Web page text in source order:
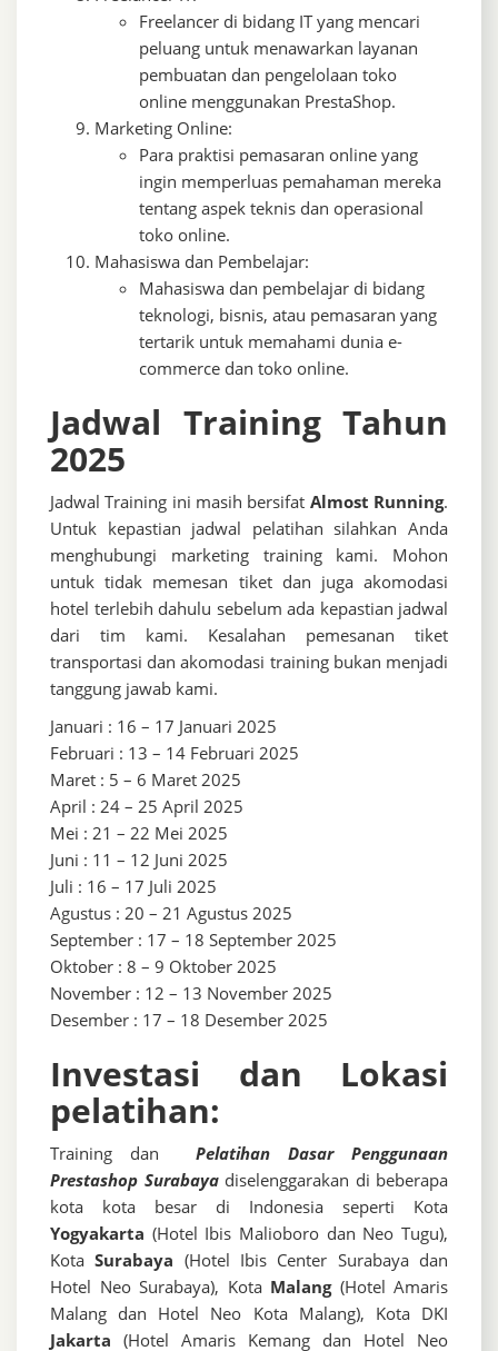
Freelancer di bidang IT yang mencari
peluang untuk menawarkan layanan
pembuatan dan pengelolaan toko
online menggunakan PrestaShop.
Marketing Online:
Para praktisi pemasaran online yang
ingin memperluas pemahaman mereka
tentang aspek teknis dan operasional
toko online.
Mahasiswa dan Pembelajar:
Mahasiswa dan pembelajar di bidang
teknologi, bisnis, atau pemasaran yang
tertarik untuk memahami dunia e-
commerce dan toko online.
Jadwal Training Tahun
2025
Jadwal Training ini masih bersifat Almost Running.
Untuk kepastian jadwal pelatihan silahkan Anda
menghubungi marketing training kami. Mohon
untuk tidak memesan tiket dan juga akomodasi
hotel terlebih dahulu sebelum ada kepastian jadwal
dari tim kami. Kesalahan pemesanan tiket
transportasi dan akomodasi training bukan menjadi
tanggung jawab kami.
Januari : 16 – 17 Januari 2025
Februari : 13 – 14 Februari 2025
Maret : 5 – 6 Maret 2025
April : 24 – 25 April 2025
Mei : 21 – 22 Mei 2025
Juni : 11 – 12 Juni 2025
Juli : 16 – 17 Juli 2025
Agustus : 20 – 21 Agustus 2025
September : 17 – 18 September 2025
Oktober : 8 – 9 Oktober 2025
November : 12 – 13 November 2025
Desember : 17 – 18 Desember 2025
Investasi dan Lokasi
pelatihan:
Training dan
Pelatihan Dasar Penggunaan
Prestashop Surabayadiselenggarakan di beberapa
kota kota besar di Indonesia seperti Kota
Yogyakarta (Hotel Ibis Malioboro dan Neo Tugu),
KotaSurabaya (Hotel Ibis Center Surabaya dan
Hotel Neo Surabaya), Kota Malang(Hotel Amaris
Malang dan Hotel Neo Kota Malang), Kota DKI
Jakarta (Hotel Amaris Kemang dan Hotel Neo